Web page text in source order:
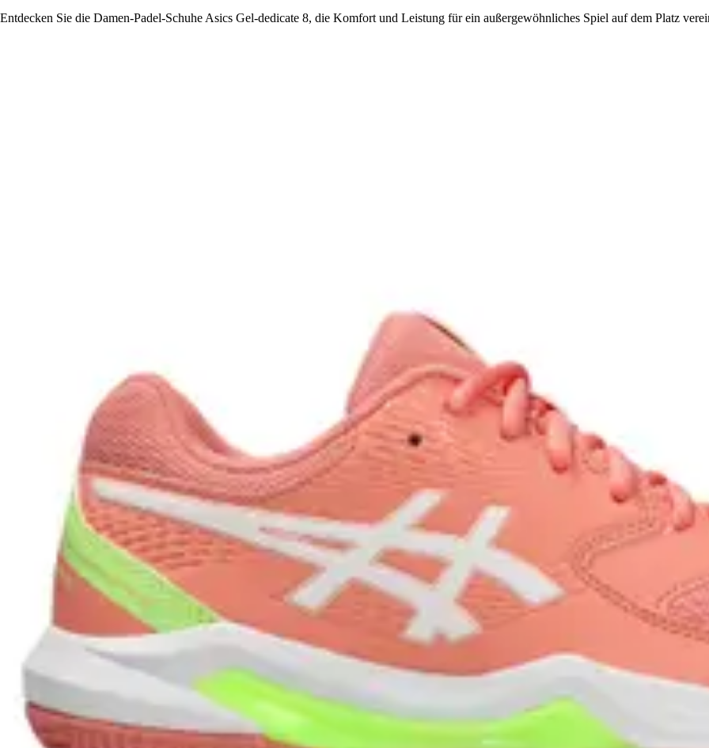
Entdecken Sie die Damen-Padel-Schuhe Asics Gel-dedicate 8, die Komfort und Leistung für ein außergewöhnliches Spiel auf dem Platz